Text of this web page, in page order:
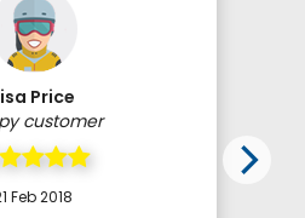
Price
customer
Feb 2018